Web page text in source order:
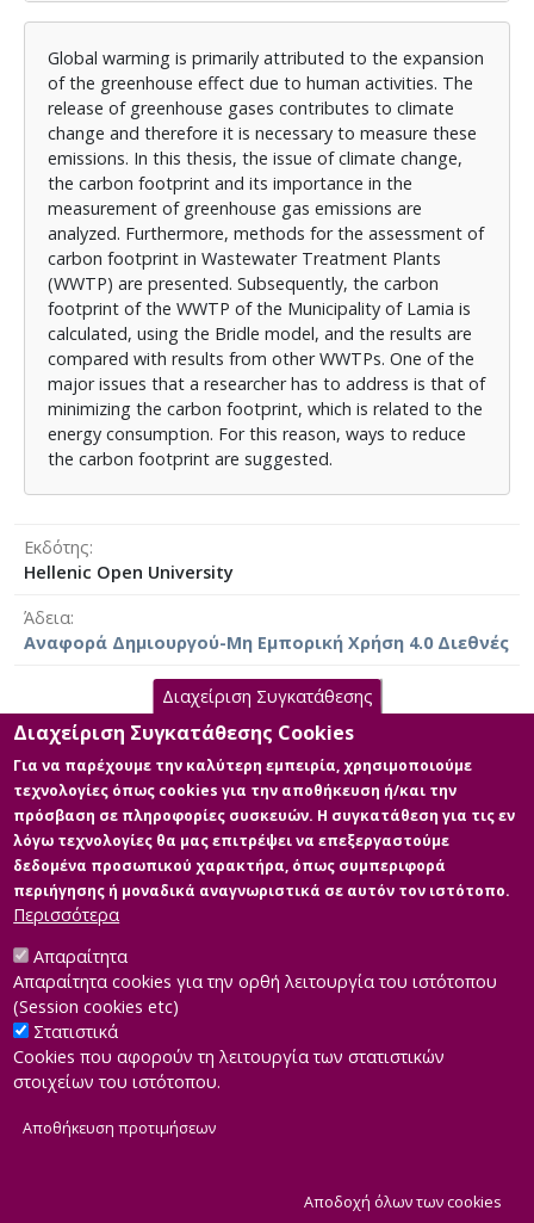
το λόγο αυτό, προτείνονται τρόποι μείωσης του
ανθρακικού αποτυπώματος.
Global warming is primarily attributed to the expansion
of the greenhouse effect due to human activities. The
release of greenhouse gases contributes to climate
change and therefore it is necessary to measure these
emissions. In this thesis, the issue of climate change,
the carbon footprint and its importance in the
measurement of greenhouse gas emissions are
analyzed. Furthermore, methods for the assessment of
carbon footprint in Wastewater Treatment Plants
(WWTP) are presented. Subsequently, the carbon
footprint of the WWTP of the Municipality of Lamia is
calculated, using the Bridle model, and the results are
compared with results from other WWTPs. One of the
major issues that a researcher has to address is that of
minimizing the carbon footprint, which is related to the
energy consumption. For this reason, ways to reduce
the carbon footprint are suggested.
Εκδότης
Hellenic Open University
Άδεια
Αναφορά Δημιουργού-Μη Εμπορική Χρήση 4.0 Διεθνές
Κύρια Αρχεία Διατριβής
Προσδιορισμός ανθρακικού
αποτυπώματος της Εγκατάστασης
Επεξεργασίας Υγρών Αποβλήτων
του Δήμου Λαμιέων
Περιγραφή: Διπλωματική -
Developed byINTEROPTICS
Διαχείριση Συγκατάθεσης
Διαχείριση Συγκατάθεσης Cookies
Για να παρέχουμε την καλύτερη εμπειρία, χρησιμοποιούμε
τεχνολογίες όπως cookies για την αποθήκευση ή/και την
πρόσβαση σε πληροφορίες συσκευών. Η συγκατάθεση για τις εν
λόγω τεχνολογίες θα μας επιτρέψει να επεξεργαστούμε
δεδομένα προσωπικού χαρακτήρα, όπως συμπεριφορά
περιήγησης ή μοναδικά αναγνωριστικά σε αυτόν τον ιστότοπο.
Περισσότερα
Απαραίτητα
Απαραίτητα cookies για την ορθή λειτουργία του ιστότοπου
(Session cookies etc)
Στατιστικά
Cookies που αφορούν τη λειτουργία των στατιστικών
στοιχείων του ιστότοπου.
Αποθήκευση προτιμήσεων
Αποδοχή όλων των cookies